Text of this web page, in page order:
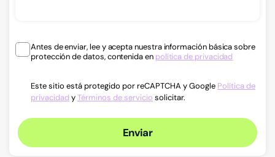
Antes de enviar, lee y acepta nuestra información básica sobre
protección de datos, contenida en política de privacidad
Este sitio está protegido por reCAPTCHA y Google Política de
privacidad yTérminos de servicio solicitar.
Enviar